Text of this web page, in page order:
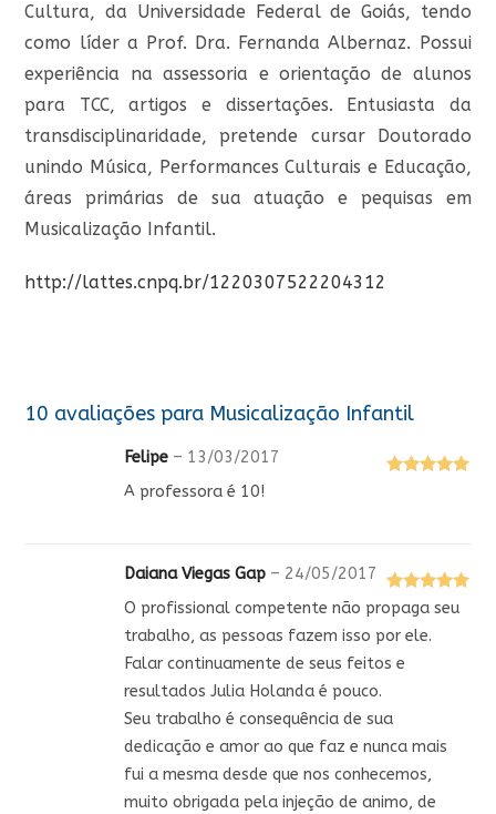
Cultura, da Universidade Federal de Goiás, tendo
como líder a Prof. Dra. Fernanda Albernaz. Possui
experiência na assessoria e orientação de alunos
para TCC, artigos e dissertações. Entusiasta da
transdisciplinaridade, pretende cursar Doutorado
unindo Música, Performances Culturais e Educação,
áreas primárias de sua atuação e pequisas em
Musicalização Infantil.
http://lattes.cnpq.br/1220307522204312
10 avaliações para Musicalização Infantil
Felipe – 13/03/2017
A professora é 10!
Avaliação5
de 5
Daiana Viegas Gap – 24/05/2017
O profissional competente não propaga seu
trabalho, as pessoas fazem isso por ele.
Falar continuamente de seus feitos e
resultados Julia Holanda é pouco.
Seu trabalho é consequência de sua
dedicação e amor ao que faz e nunca mais
fui a mesma desde que nos conhecemos,
muito obrigada pela injeção de animo, de